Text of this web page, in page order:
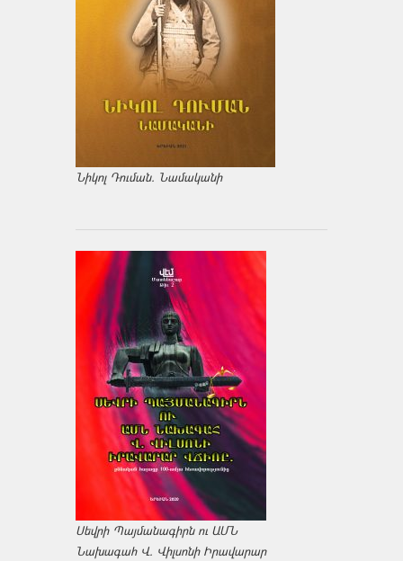
Նիկոլ Դուման. Նամականի
Սեվրի Պայմանագիրն ու ԱՄՆ
Նախագահ Վ. Վիլսոնի Իրավարար